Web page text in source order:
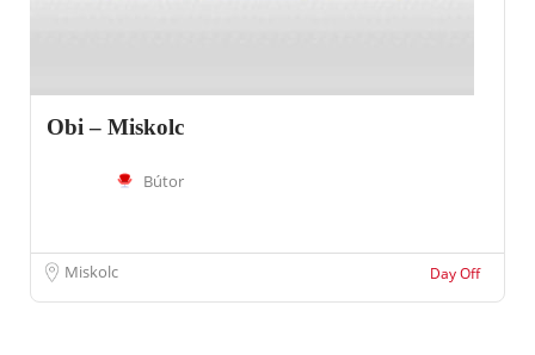
Obi – Miskolc
Bútor
Miskolc Day Off